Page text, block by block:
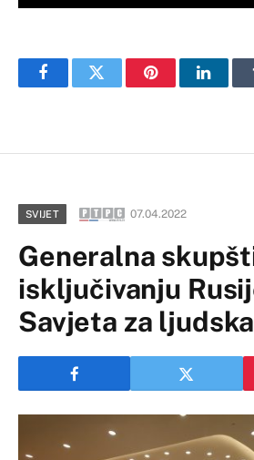
FacebookTwitter Pinterest
SVIJET 07.04.2022
Generalna
isključivanju
Savjeta za